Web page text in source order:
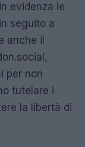
evidenza le
seguito a
anche il
per non
tutelare i
la libertà di